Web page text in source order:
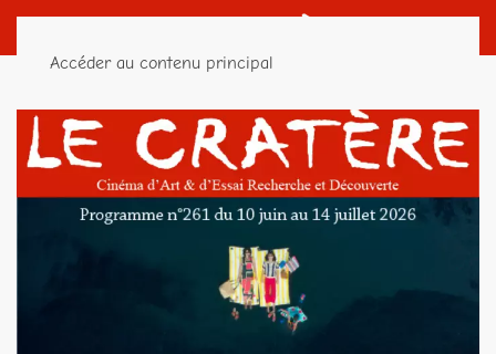
Accéder au contenu principal